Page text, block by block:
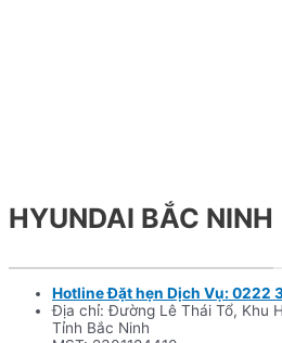
HYUNDAI BẮC NINH
Hotline Đặt hẹn Dịch Vụ: 0222
Địa chỉ: Đường Lê Thái Tổ, Khu
Tỉnh Bắc Ninh